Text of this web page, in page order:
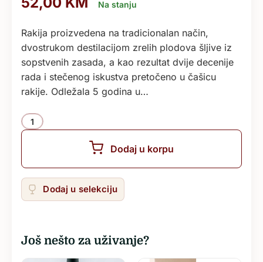
Na stanju
Rakija proizvedena na tradicionalan način,
dvostrukom destilacijom zrelih plodova šljive iz
sopstvenih zasada, a kao rezultat dvije decenije
rada i stečenog iskustva pretočeno u čašicu
rakije. Odležala 5 godina u…
Količina
Dodaj u korpu
Dodaj u selekciju
Još nešto za uživanje?